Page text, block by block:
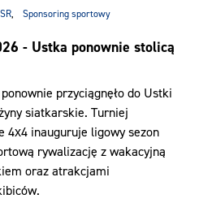
, Sponsoring sportowy
- Ustka ponownie stolicą
przyciągnęło do Ustki
siatkarskie. Turniej
4x4 inauguruje ligowy sezon
rywalizację z wakacyjną
oraz atrakcjami